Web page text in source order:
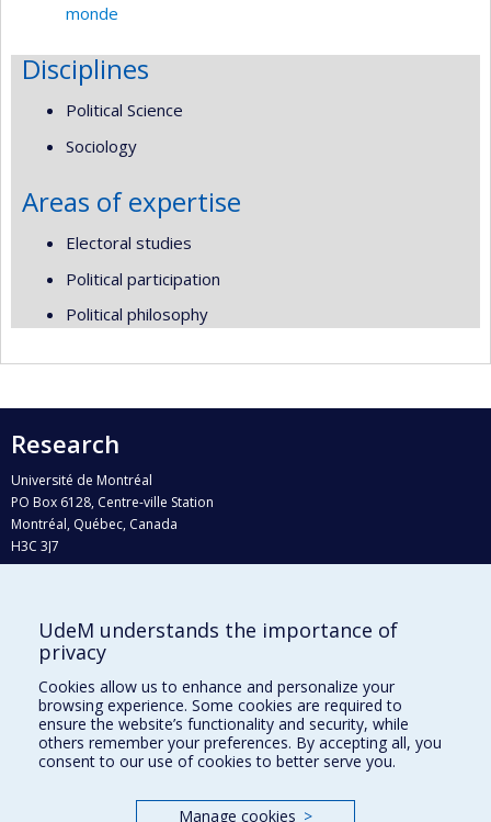
monde
Disciplines
Political Science
Sociology
Areas of expertise
Electoral studies
Political participation
Political philosophy
Research
Université de Montréal
PO Box 6128, Centre-ville Station
Montréal, Québec, Canada
H3C 3J7
Who does what?
Find us
Site map
Accessibility
UdeM understands the importance of
privacy
Cookies allow us to enhance and personalize your
browsing experience. Some cookies are required to
ensure the website’s functionality and security, while
others remember your preferences. By accepting all, you
consent to our use of cookies to better serve you.
Manage cookies >